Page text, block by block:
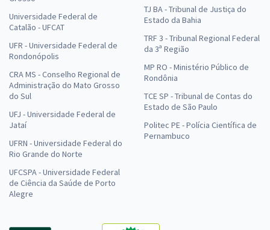
Universidade Federal de
Catalão - UFCAT
UFR - Universidade Federal de
Rondonópolis
CRA MS - Conselho Regional de
Administração do Mato Grosso
do Sul
UFJ - Universidade Federal de
Jataí
UFRN - Universidade Federal do
Rio Grande do Norte
UFCSPA - Universidade Federal
de Ciência da Saúde de Porto
Alegre
TJ BA - Tribunal de Justiça do
Estado da Bahia
TRF 3 - Tribunal Regional Federal
da 3ª Região
MP RO - Ministério Público de
Rondônia
TCE SP - Tribunal de Contas do
Estado de São Paulo
Politec PE - Polícia Científica de
Pernambuco